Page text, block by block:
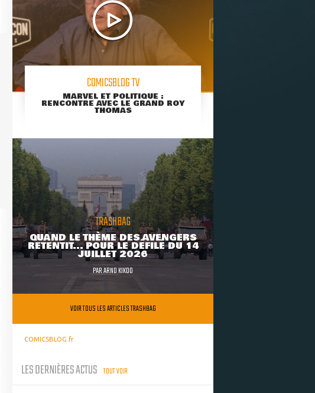
COMICSBLOG TV
MARVEL ET POLITIQUE :
RENCONTRE AVEC LE GRAND ROY
THOMAS
TRASHBAG
QUAND LE THÈME DES AVENGERS
RETENTIT... POUR LE DÉFILÉ DU 14
JUILLET 2026
PARARNO KIKOO
VOIR TOUS LES ARTICLES TRASHBAG
COMICSBLOG.fr
LES DERNIÈRES ACTUS TOUT VOIR